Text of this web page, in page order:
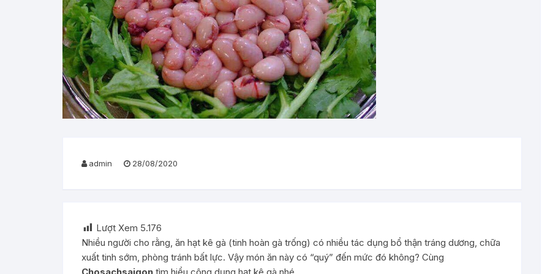
admin 28/08/2020
Lượt Xem 5.176
Nhiều người cho rằng, ăn hạt kê gà (tinh hoàn gà trống) có nhiều tác dụng bổ thận tráng dương, chữa
xuất tinh sớm, phòng tránh bất lực. Vậy món ăn này có “quý” đến mức đó không? Cùng